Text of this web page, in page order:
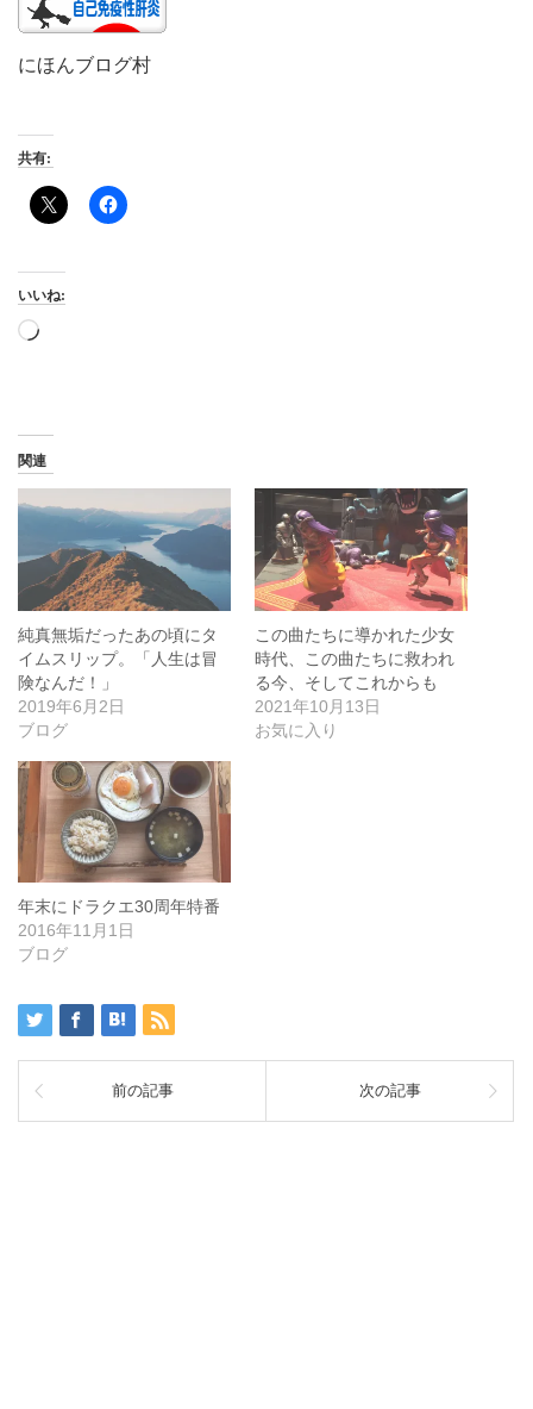
にほんブログ村
共有:
いいね:
読
関連
純真無垢だったあの頃にタ
イムスリップ。「人生は冒
険なんだ！」
2019年6月2日
ブログ
この曲たちに導かれた少女
時代、この曲たちに救われ
る今、そしてこれからも
2021年10月13日
お気に入り
年末にドラクエ30周年特番
2016年11月1日
ブログ
前の記事 次の記事